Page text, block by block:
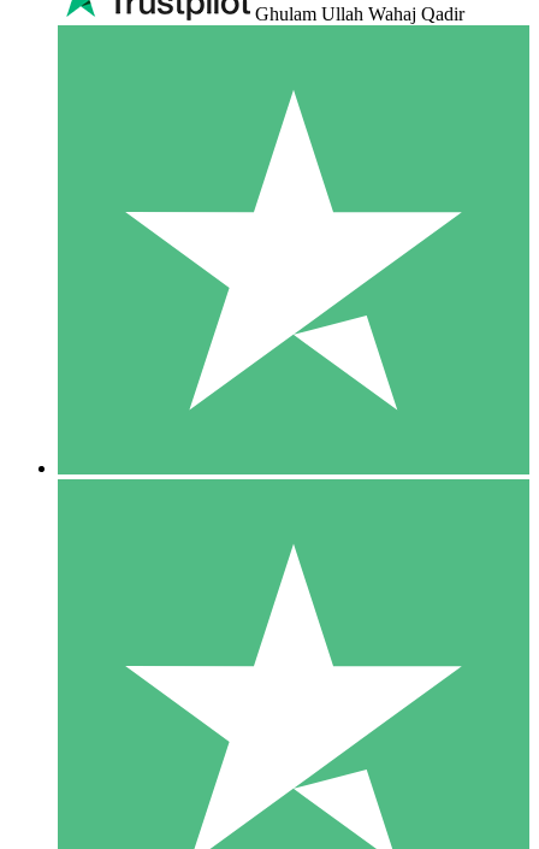
Ghulam Ullah Wahaj Qadir